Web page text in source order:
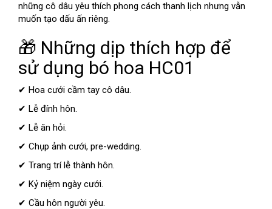
những cô dâu yêu thích phong cách thanh lịch nhưng vẫn
muốn tạo dấu ấn riêng.
🎁 Những dịp thích hợp để
sử dụng bó hoa HC01
✔ Hoa cưới cầm tay cô dâu.
✔ Lễ đính hôn.
✔ Lễ ăn hỏi.
✔ Chụp ảnh cưới, pre-wedding.
✔ Trang trí lễ thành hôn.
✔ Kỷ niệm ngày cưới.
✔ Cầu hôn người yêu.